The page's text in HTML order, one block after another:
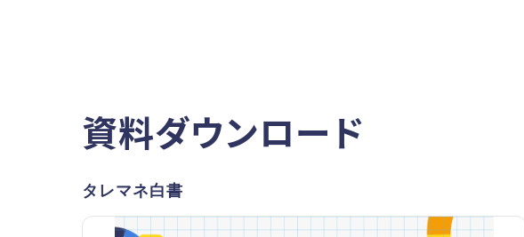
資料ダウンロード
タレマネ白書